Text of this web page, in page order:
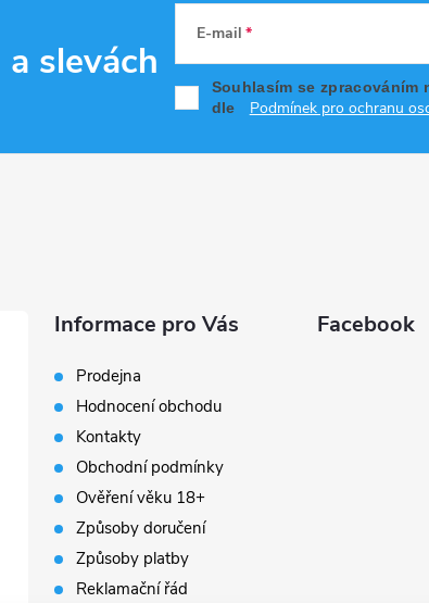
a slevách
E-mail
Souhlasím se
dle
Podmínek pro ochranu
Informace pro Vás
Prodejna
Hodnocení obchodu
Kontakty
Obchodní podmínky
Ověření věku 18+
Způsoby doručení
Způsoby platby
Reklamační řád
Facebook